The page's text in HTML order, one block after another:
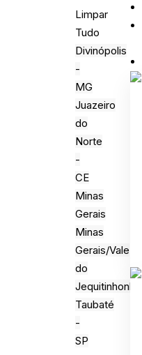
Limpar
Tudo
Divinópolis
-
MG
Juazeiro
do
Norte
-
CE
Minas
Gerais
Minas
Gerais/Vale
do
Jequitinhonha
Taubaté
-
SP